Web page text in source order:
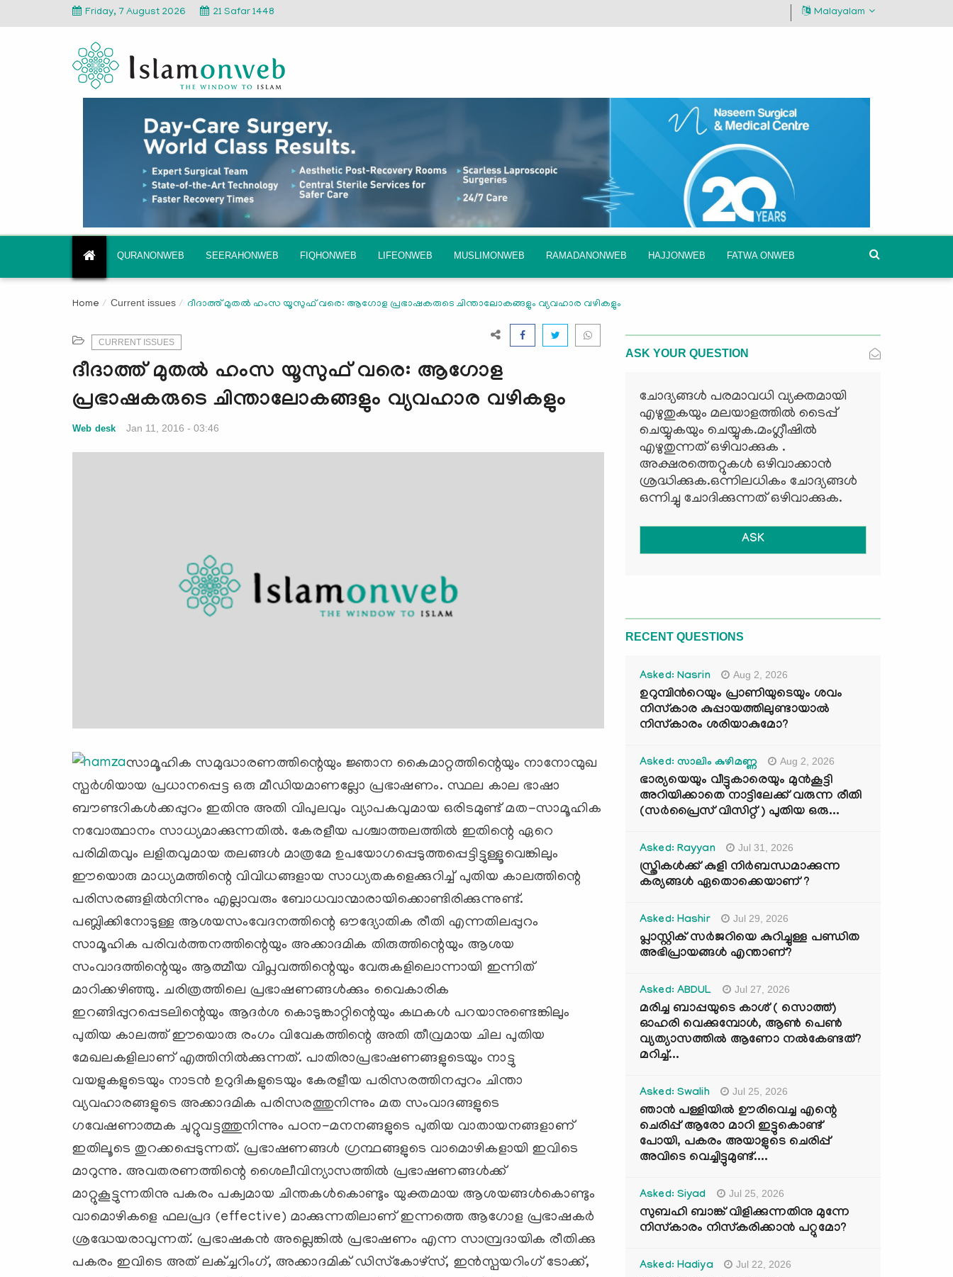
Friday, 7 August 2026 21 Safar 1448 Malayalam
QURANONWEB SEERAHONWEB FIQHONWEB LIFEONWEB MUSLIMONWEB RAMADANONWEB HAJJONWEB FATWA ONWEB
Home Current issues ദീദാത്ത് മുതല്‍ ഹംസ യൂസുഫ് വരെ: ആഗോള പ്രഭാഷകരുടെ ചിന്താലോകങ്ങളും വ്യവഹാര വഴികളും
CURRENT ISSUES
ദീദാത്ത് മുതല്‍ ഹംസ യൂസുഫ് വരെ: ആഗോള
പ്രഭാഷകരുടെ ചിന്താലോകങ്ങളും വ്യവഹാര വഴികളും
Web desk Jan 11, 2016 - 03:46
സാമൂഹിക സമുദ്ധാരണത്തിന്റെയും ജ്ഞാന കൈമാറ്റത്തിന്റെയും നാനോന്മുഖ
സ്പര്‍ശിയായ പ്രധാനപ്പെട്ട ഒരു മീഡിയമാണല്ലോ പ്രഭാഷണം. സ്ഥല കാല ഭാഷാ
ബൗണ്ടറികള്‍ക്കപ്പുറം ഇതിനു അതി വിപുലവും വ്യാപകവുമായ ഒരിടമുണ്ട് മത-സാമൂഹിക
നവോത്ഥാനം സാധ്യമാക്കുന്നതില്‍. കേരളീയ പശ്ചാത്തലത്തില്‍ ഇതിന്റെ ഏറെ
പരിമിതവും ലളിതവുമായ തലങ്ങള്‍ മാത്രമേ ഉപയോഗപ്പെടുത്തപ്പെട്ടിട്ടുള്ളൂവെങ്കിലും
ഈയൊരു മാധ്യമത്തിന്റെ വിവിധങ്ങളായ സാധ്യതകളെക്കുറിച്ച് പുതിയ കാലത്തിന്റെ
പരിസരങ്ങളില്‍നിന്നും എല്ലാവരും ബോധവാന്മാരായിക്കൊണ്ടിരിക്കുന്നുണ്ട്.
പബ്ലിക്കിനോടുള്ള ആശയസംവേദനത്തിന്റെ ഔദ്യോതിക രീതി എന്നതിലപ്പുറം
സാമൂഹിക പരിവര്‍ത്തനത്തിന്റെയും അക്കാദമിക തിരുത്തിന്റെയും ആശയ
സംവാദത്തിന്റെയും ആത്മീയ വിപ്ലവത്തിന്റെയും വേരുകളിലൊന്നായി ഇന്നിത്
മാറിക്കഴിഞ്ഞു. ചരിത്രത്തിലെ പ്രഭാഷണങ്ങള്‍ക്കും വൈകാരിക
ഇറങ്ങിപ്പുറപ്പെടലിന്റെയും ആദര്‍ശ കൊടുങ്കാറ്റിന്റെയും കഥകള്‍ പറയാനുണ്ടെങ്കിലും
പുതിയ കാലത്ത് ഈയൊരു രംഗം വിവേകത്തിന്റെ അതി തീവ്രമായ ചില പുതിയ
മേഖലകളിലാണ് എത്തിനില്‍ക്കുന്നത്. പാതിരാപ്രഭാഷണങ്ങളുടെയും നാട്ടു
വയളുകളുടെയും നാടന്‍ ഉറുദികളുടെയും കേരളീയ പരിസരത്തിനപ്പുറം ചിന്താ
വ്യവഹാരങ്ങളുടെ അക്കാദമിക പരിസരത്തുനിന്നും മത സംവാദങ്ങളുടെ
ഗവേഷണാത്മക ചുറ്റുവട്ടത്തുനിന്നും പഠന-മനനങ്ങളുടെ പുതിയ വാതായനങ്ങളാണ്
ഇതിലൂടെ തുറക്കപ്പെടുന്നത്. പ്രഭാഷണങ്ങള്‍ ഗ്രന്ഥങ്ങളുടെ വാമൊഴികളായി ഇവിടെ
മാറുന്നു. അവതരണത്തിന്റെ ശൈലീവിന്യാസത്തില്‍ പ്രഭാഷണങ്ങള്‍ക്ക്
മാറ്റുകൂട്ടുന്നതിനു പകരം പക്വമായ ചിന്തകള്‍കൊണ്ടും യുക്തമായ ആശയങ്ങള്‍കൊണ്ടും
വാമൊഴികളെ ഫലപ്രദ (effective) മാക്കുന്നതിലാണ് ഇന്നത്തെ ആഗോള പ്രഭാഷകര്‍
ശ്രദ്ധേയരാവുന്നത്. പ്രഭാഷകന്‍ അല്ലെങ്കില്‍ പ്രഭാഷണം എന്ന സാമ്പ്രദായിക രീതിക്കു
പകരം ഇവിടെ അത് ലക്ച്ചറിംഗ്, അക്കാദമിക് ഡിസ്‌കോഴ്‌സ്, ഇന്‍സ്പയറിംഗ് ടോക്ക്,
ASK YOUR QUESTION
ചോദ്യങ്ങള്‍ പരമാവധി വ്യക്തമായി
എഴുതുകയും മലയാളത്തില്‍ ടൈപ്പ്
ചെയ്യുകയും ചെയ്യുക.മംഗ്ലീഷില്‍
എഴുതുന്നത് ഒഴിവാക്കുക .
അക്ഷരത്തെറ്റുകള്‍ ഒഴിവാക്കാന്‍
ശ്രദ്ധിക്കുക.ഒന്നിലധികം ചോദ്യങ്ങള്‍
ഒന്നിച്ചു ചോദിക്കുന്നത് ഒഴിവാക്കുക.
ASK
RECENT QUESTIONS
Asked: Nasrin Aug 2, 2026
ഉറുമ്പിന്‍റെയും പ്രാണിയുടെയും ശവം
നിസ്കാര കുപ്പായത്തിലുണ്ടായാൽ
നിസ്കാരം ശരിയാകുമോ?
Asked: സാലിം കുഴിമണ്ണ Aug 2, 2026
ഭാര്യയെയും വീട്ടുകാരെയും മുൻകൂട്ടി
അറിയിക്കാതെ നാട്ടിലേക്ക് വരുന്ന രീതി
(സർപ്രൈസ് വിസിറ്റ് ) പുതിയ ഒരു...
Asked: Rayyan Jul 31, 2026
സ്ത്രികൾക്ക് കുളി നിർബന്ധമാക്കുന്ന
കര്യങ്ങൾ ഏതൊക്കെയാണ് ?
Asked: Hashir Jul 29, 2026
പ്ലാസ്റ്റിക് സർജറിയെ കുറിച്ചുള്ള പണ്ഡിത
അഭിപ്രായങ്ങൾ എന്താണ്?
Asked: ABDUL Jul 27, 2026
മരിച്ച ബാപ്പയുടെ കാശ് ( സൊത്ത്)
ഓഹരി വെക്കുമ്പോൾ, ആണ്‍ പെണ്‍
വ്യത്യാസത്തില്‍ ആണോ നല്‍കേണ്ടത്?
മറിച്ച്...
Asked: Swalih Jul 25, 2026
ഞാൻ പള്ളിയിൽ ഊരിവെച്ച എന്റെ
ചെരിപ്പ് ആരോ മാറി ഇട്ടുകൊണ്ട്
പോയി, പകരം അയാളുടെ ചെരിപ്പ്
അവിടെ വെച്ചിട്ടുമുണ്ട്....
Asked: Siyad Jul 25, 2026
സുബഹി ബാങ്ക് വിളിക്കുന്നതിനു മുന്നേ
നിസ്കാരം നിസ്കരിക്കാൻ പറ്റുമോ?
Asked: Hadiya Jul 22, 2026